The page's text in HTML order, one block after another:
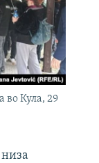
во Кула, 29